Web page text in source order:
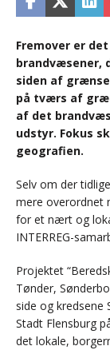
Fremover er
brandvæsener,
siden af
på tværs af
af det
udstyr. Fokus
geografien.
Selv om der
mere overordnet
for et nært og
INTERREG-
Projektet
Tønder,
side og kredsene
Stadt Flensburg
det lokale,